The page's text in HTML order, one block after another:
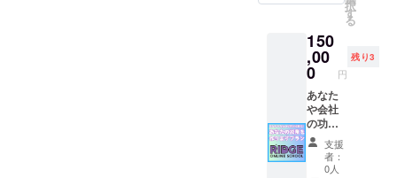
ご記入
い。 ・
ロゴデ
ザイン
の場合
は選択
してい
ただ
き、後
日弊社
からご
ていま
有効期
限：２
６年１
２月末
まで、
ご相談
の上決
定しま
す
ラン
ア】
RIDGE
ONLINE
SCHOO
Lのホー
ムペー
ジの支
援者様
一覧
に、支
択
す
る
150
,00
0 円
残り3
あなた
や会社
の功績
が授業
に！あ
なたの
支援
者：
0人